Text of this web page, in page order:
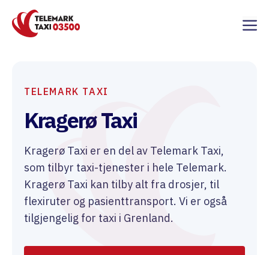
innhold
TELEMARK TAXI
Kragerø Taxi
Kragerø Taxi er en del av Telemark Taxi,
som tilbyr taxi-tjenester i hele Telemark.
Kragerø Taxi kan tilby alt fra drosjer, til
flexiruter og pasienttransport. Vi er også
tilgjengelig for taxi i Grenland.